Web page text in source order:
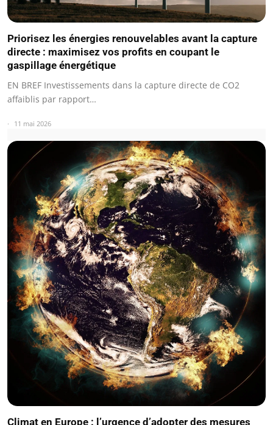
Priorisez les énergies renouvelables avant la capture
directe : maximisez vos profits en coupant le
gaspillage énergétique
EN BREF Investissements dans la capture directe de CO2
affaiblis par rapport…
11 mai 2026
Climat en Europe : l’urgence d’adopter des mesures